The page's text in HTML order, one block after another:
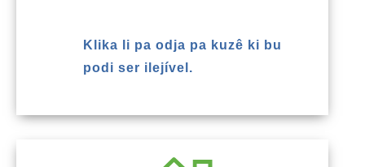
Klika li pa odja pa kuzê ki bu
podi ser ilejível.